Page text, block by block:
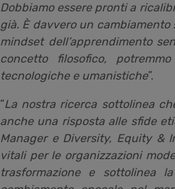
Dobbiamo essere pronti a
già. È davvero un
mindset dell’apprendimento
concetto filosofico,
tecnologiche e umanistiche”.
“La nostra ricerca sottolinea
anche una risposta alle sfide
Manager e Diversity, Equity &
vitali per le organizzazioni
trasformazione e sottolinea